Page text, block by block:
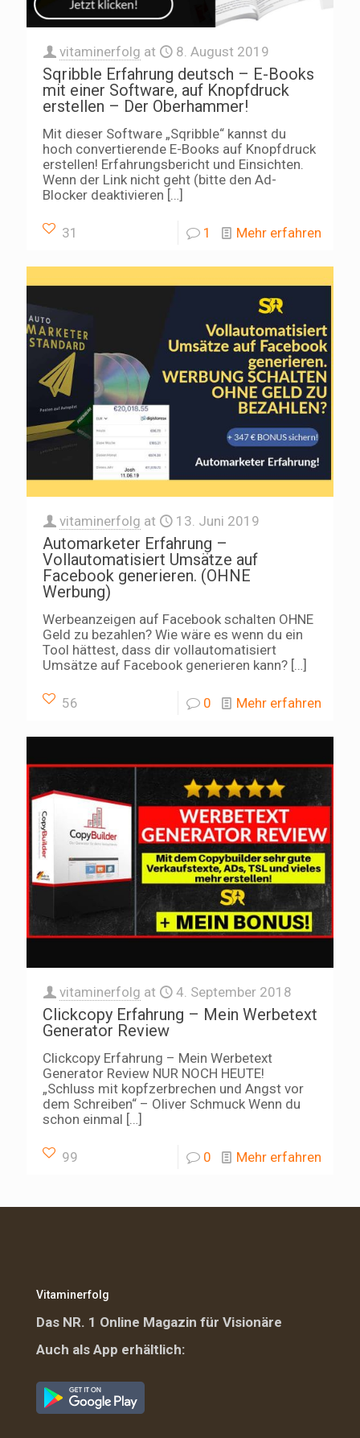
vitaminerfolg at 8. August 2019
Sqribble Erfahrung deutsch – E-Books
mit einer Software, auf Knopfdruck
erstellen – Der Oberhammer!
Mit dieser Software „Sqribble“ kannst du
hoch convertierende E-Books auf Knopfdruck
erstellen! Erfahrungsbericht und Einsichten.
Wenn der Link nicht geht (bitte den Ad-
Blocker deaktivieren […]
31 1 Mehr erfahren
vitaminerfolg at 13. Juni 2019
Automarketer Erfahrung –
Vollautomatisiert Umsätze auf
Facebook generieren. (OHNE
Werbung)
Werbeanzeigen auf Facebook schalten OHNE
Geld zu bezahlen? Wie wäre es wenn du ein
Tool hättest, dass dir vollautomatisiert
Umsätze auf Facebook generieren kann? […]
56 0 Mehr erfahren
vitaminerfolg at 4. September 2018
Clickcopy Erfahrung – Mein Werbetext
Generator Review
Clickcopy Erfahrung – Mein Werbetext
Generator Review NUR NOCH HEUTE!
„Schluss mit kopfzerbrechen und Angst vor
dem Schreiben“ – Oliver Schmuck Wenn du
schon einmal […]
99 0 Mehr erfahren
Vitaminerfolg
Das NR. 1 Online Magazin für Visionäre
Auch als App erhältlich: